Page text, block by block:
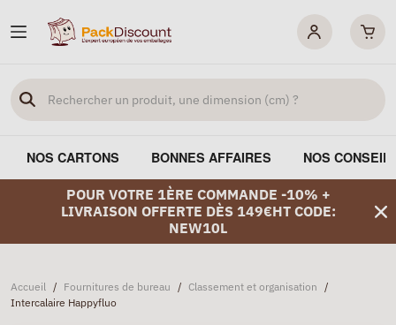
NOS CARTONS BONNES AFFAIRES NOS
POUR VOTRE 1ÈRE COMMANDE -10% +
LIVRAISON OFFERTE DÈS 149€HT CODE:
NEW10L
Accueil / Fournitures de bureau / Classement et organisation /
Intercalaire Happyfluo